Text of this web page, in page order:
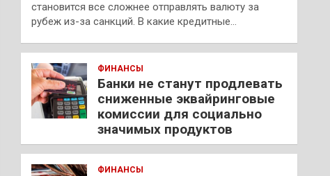
становится все сложнее отправлять валюту за
рубеж из-за санкций. В какие кредитные…
ФИНАНСЫ
Банки не станут продлевать
сниженные эквайринговые
комиссии для социально
значимых продуктов
ФИНАНСЫ